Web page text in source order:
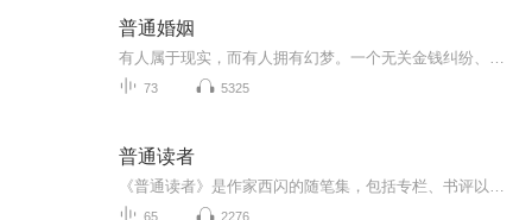
普通婚姻
73 5325
普通读者
65 2276